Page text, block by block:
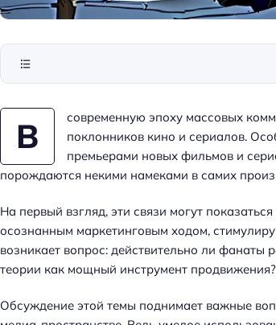
В
современную эпоху массовых
поклонников кино и сериалов.
премьерами новых фильмов и
порождаются некими намеками в самих
На первый взгляд, эти связи могут
осознанным маркетинговым ходом,
возникает вопрос: действительно ли
теории как мощный инструмент продвижения?
Обсуждение этой темы поднимает важные